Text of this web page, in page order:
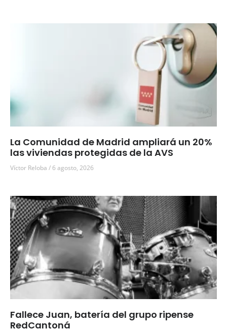
La Comunidad de Madrid ampliará un 20%
las viviendas protegidas de la AVS
Víctor Reloba 6 agosto, 2026
Fallece Juan, batería del grupo ripense
RedCantoná